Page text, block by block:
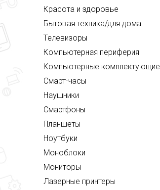
Красота и здоровье
Бытовая техника/для дома
Телевизоры
Компьютерная периферия
Компьютерные комплектующие
Смарт-часы
Наушники
Смартфоны
Планшеты
Ноутбуки
Моноблоки
Мониторы
Лазерные принтеры